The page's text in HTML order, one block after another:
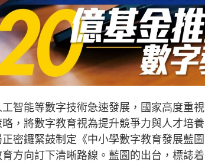
工智能等數字技術急速發展，國家高度重
略，將數字教育視為提升競爭力與人才培
密鑼緊鼓制定《中小學數字教育發展藍
方向訂下清晰路線。藍圖的出台，標誌